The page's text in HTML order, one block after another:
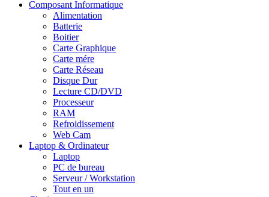
Composant Informatique
Alimentation
Batterie
Boitier
Carte Graphique
Carte mére
Carte Réseau
Disque Dur
Lecture CD/DVD
Processeur
RAM
Refroidissement
Web Cam
Laptop & Ordinateur
Laptop
PC de bureau
Serveur / Workstation
Tout en un